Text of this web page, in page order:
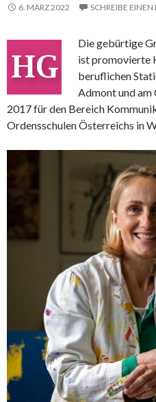
6. MÄRZ 2022 SCHREIBE
Die gebürtige
ist promovierte
beruflichen
Admont und am
2017 für den Bereich
Ordensschulen Österreichs in